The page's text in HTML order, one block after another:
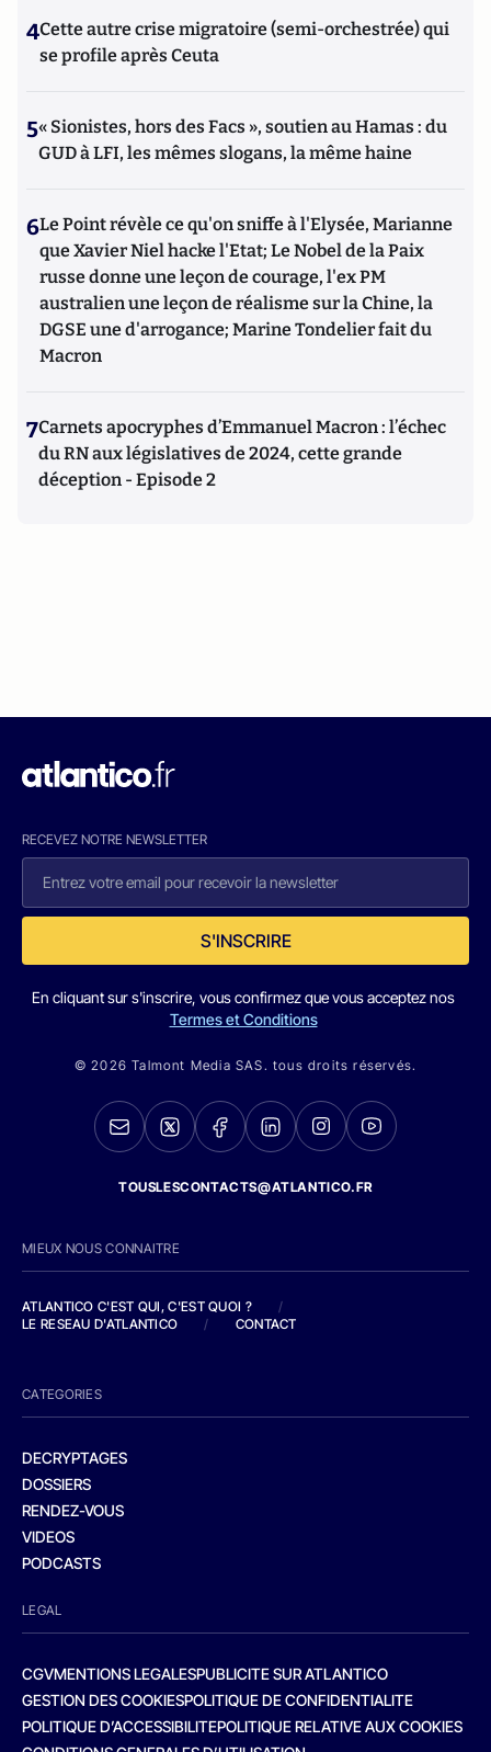
4Cette autre crise migratoire (semi-orchestrée) qui
se profile après Ceuta
5« Sionistes, hors des Facs », soutien au Hamas : du
GUD à LFI, les mêmes slogans, la même haine
6Le Point révèle ce qu'on sniffe à l'Elysée, Marianne
que Xavier Niel hacke l'Etat; Le Nobel de la Paix
russe donne une leçon de courage, l'ex PM
australien une leçon de réalisme sur la Chine, la
DGSE une d'arrogance; Marine Tondelier fait du
Macron
7Carnets apocryphes d’Emmanuel Macron : l’échec
du RN aux législatives de 2024, cette grande
déception - Episode 2
RECEVEZ NOTRE NEWSLETTER
S'INSCRIRE
En cliquant sur s'inscrire, vous confirmez que vous acceptez nos
Termes et Conditions
© 2026 Talmont Media SAS. tous droits réservés.
TOUSLESCONTACTS@ATLANTICO.FR
MIEUX NOUS CONNAITRE
ATLANTICO C'EST QUI, C'EST QUOI ?
/
LE RESEAU D'ATLANTICO
/ CONTACT
CATEGORIES
DECRYPTAGES
DOSSIERS
RENDEZ-VOUS
VIDEOS
PODCASTS
LEGAL
CGVMENTIONS LEGALESPUBLICITE SUR ATLANTICO
GESTION DES COOKIESPOLITIQUE DE CONFIDENTIALITE
POLITIQUE D’ACCESSIBILITEPOLITIQUE RELATIVE AUX COOKIES